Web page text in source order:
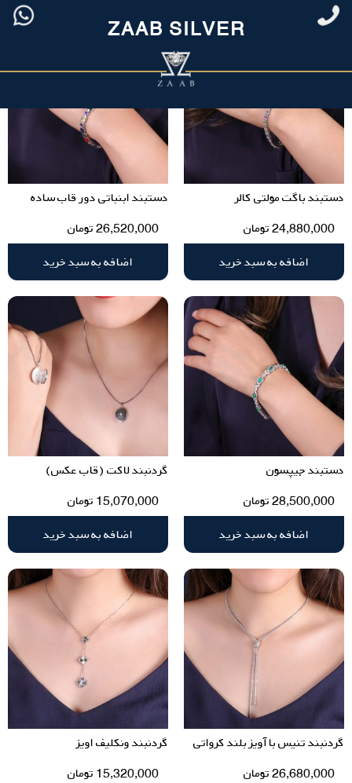
ZAAB SILVER
دستبند باگت مولتی کالر
24,880,000تومان
اضافه به سبد خرید
دستبند ابنباتی دور قاب ساده
26,520,000تومان
اضافه به سبد خرید
دستبند جیپسون
28,500,000تومان
اضافه به سبد خرید
گردنبند لاکت (قاب عکس)
15,070,000 تومان
اضافه به سبد خرید
گردنبند تنیس با آویز بلند کرواتی
26,680,000تومان
گردنبند ونکلیف اویز
15,320,000 تومان